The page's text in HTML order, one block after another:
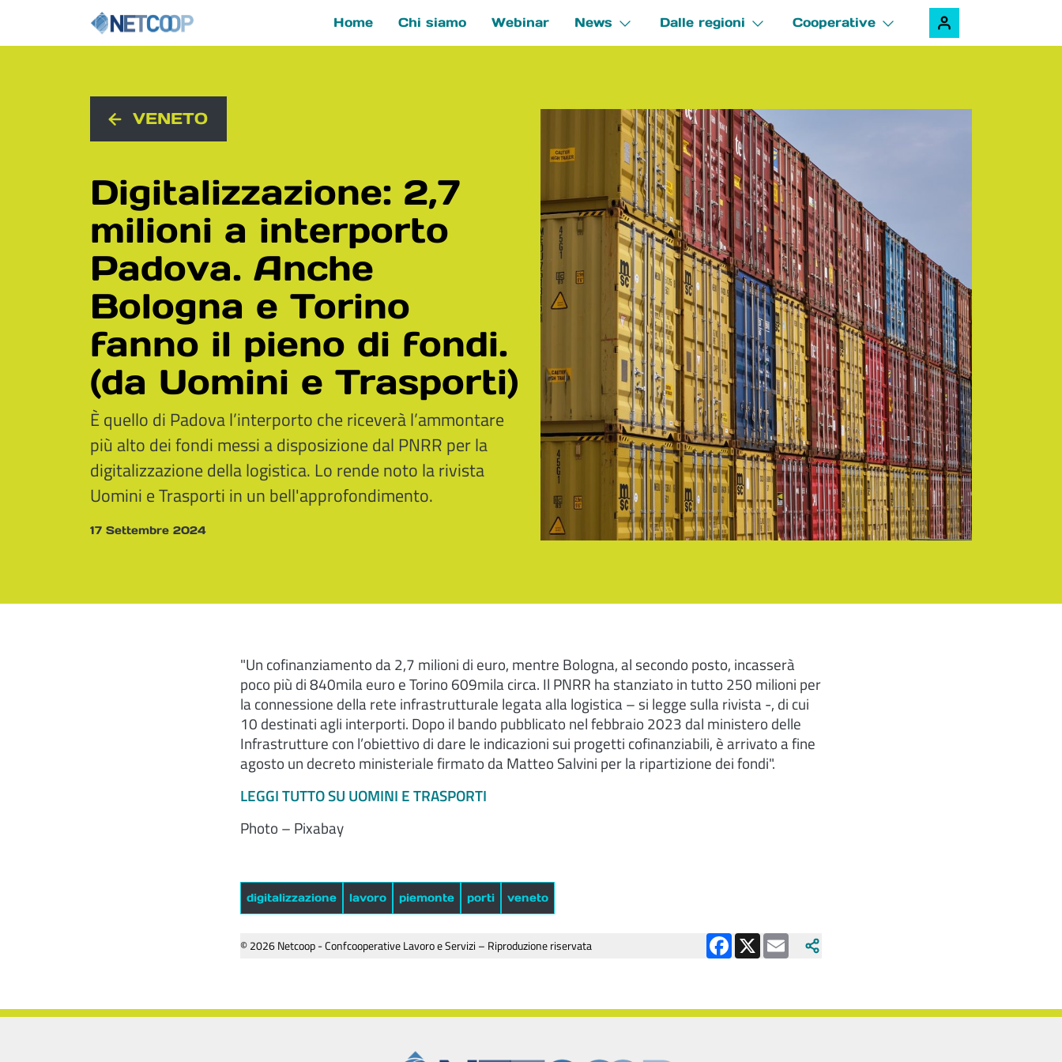
Navigazione principale
Home Chi siamo Webinar News Dalle regioni Cooperative
VENETO
Digitalizzazione: 2,7
milioni a interporto
Padova. Anche
Bologna e Torino
fanno il pieno di fondi.
(da Uomini e Trasporti)
È quello di Padova l’interporto che riceverà l’ammontare
più alto dei fondi messi a disposizione dal PNRR per la
digitalizzazione della logistica. Lo rende noto la rivista
Uomini e Trasporti in un bell'approfondimento.
17 Settembre 2024
"Un cofinanziamento da 2,7 milioni di euro, mentre Bologna, al secondo posto, incasserà
poco più di 840mila euro e Torino 609mila circa. Il PNRR ha stanziato in tutto 250 milioni per
la connessione della rete infrastrutturale legata alla logistica – si legge sulla rivista -, di cui
10 destinati agli interporti. Dopo il bando pubblicato nel febbraio 2023 dal ministero delle
Infrastrutture con l’obiettivo di dare le indicazioni sui progetti cofinanziabili, è arrivato a fine
agosto un decreto ministeriale firmato da Matteo Salvini per la ripartizione dei fondi".
LEGGI TUTTO SU UOMINI E TRASPORTI
Photo – Pixabay
digitalizzazione lavoro piemonte porti veneto
© 2026 Netcoop - Confcooperative Lavoro e Servizi – Riproduzione riservata Facebook
X Email